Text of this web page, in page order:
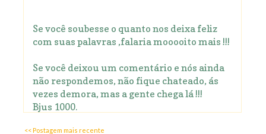
Se você soubesse o quanto nos deixa feliz
com suas palavras ,falaria mooooito mais !!!
Se você deixou um comentário e nós ainda
não respondemos, não fique chateado, ás
vezes demora, mas a gente chega lá !!!
Bjus 1000.
<< Postagem mais recente